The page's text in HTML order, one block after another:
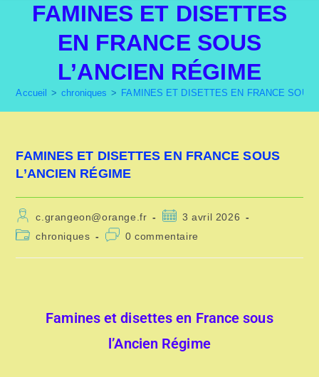
FAMINES ET DISETTES
EN FRANCE SOUS
L’ANCIEN RÉGIME
Accueil > chroniques > FAMINES ET DISETTES EN FRANCE SOUS
FAMINES ET DISETTES EN FRANCE SOUS
L’ANCIEN RÉGIME
c.grangeon@orange.fr
3 avril 2026
chroniques
0 commentaire
Famines et disettes en France sous
l’Ancien Régime